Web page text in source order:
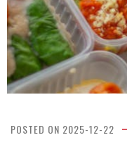
POSTED ON 2025-12-22